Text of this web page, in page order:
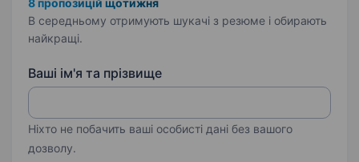
8 пропозицій щотижня
В середньому отримують шукачі з резюме і обирають
найкращі.
Ваші ім'я та прізвище
Ніхто не побачить ваші особисті дані без вашого
дозволу.